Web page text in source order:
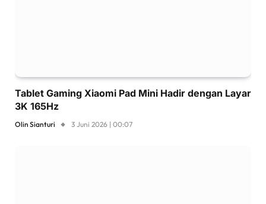
Tablet Gaming Xiaomi Pad Mini Hadir dengan Layar
3K 165Hz
Olin Sianturi 3 Juni 2026 | 00:07